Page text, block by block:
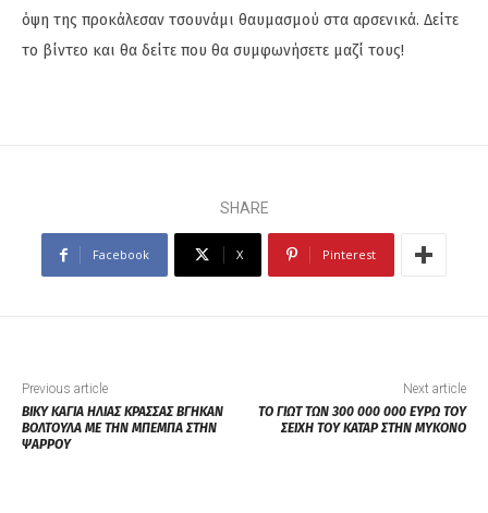
όψη της προκάλεσαν τσουνάμι θαυμασμού στα αρσενικά. Δείτε
το βίντεο και θα δείτε που θα συμφωνήσετε μαζί τους!
SHARE
Facebook X Pinterest
Previous article
ΒΙΚΥ ΚΑΓΙΑ ΗΛΙΑΣ ΚΡΑΣΣΑΣ ΒΓΗΚΑΝ
ΒΟΛΤΟΥΛΑ ΜΕ ΤΗΝ ΜΠΕΜΠΑ ΣΤΗΝ
ΨΑΡΡΟΥ
Next article
ΤΟ ΓΙΩΤ ΤΩΝ 300 000 000 ΕΥΡΩ ΤΟΥ
ΣΕΙΧΗ ΤΟΥ ΚΑΤΑΡ ΣΤΗΝ ΜΥΚΟΝΟ